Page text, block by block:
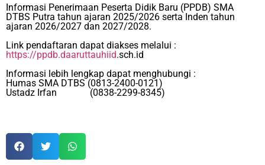
Informasi Penerimaan Peserta Didik Baru (PPDB) SMA
DTBS Putra tahun ajaran 2025/2026 serta Inden tahun
ajaran 2026/2027 dan 2027/2028.
Link pendaftaran dapat diakses melalui :
https://ppdb.daaruttauhiid.sch.id
Informasi lebih lengkap dapat menghubungi :
Humas SMA DTBS (0813-2400-0121)
Ustadz Irfan (0838-2299-8345)